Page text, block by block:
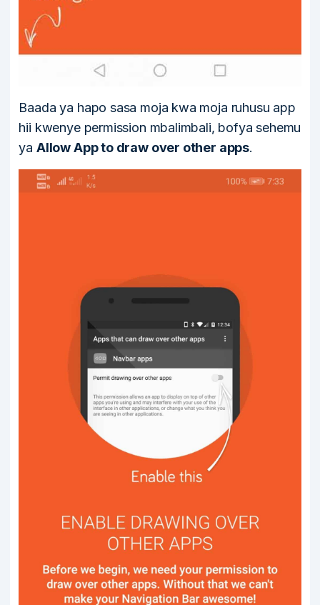
Baada ya hapo sasa moja kwa moja ruhusu app
hii kwenye permission mbalimbali, bofya sehemu
ya Allow App to draw over other apps.